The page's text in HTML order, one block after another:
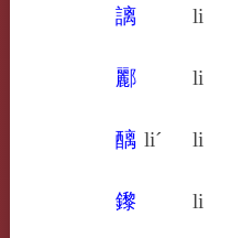
謧 li
酈 li
醨 li´ li
鑗 li